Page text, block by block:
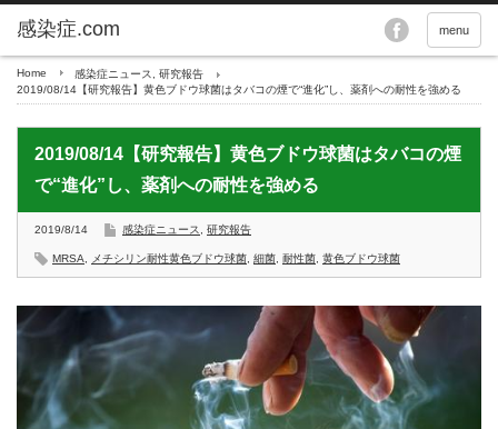
menu
Home 感染症ニュース
研究報告
2019/08/14【研究報告】黄色ブドウ球菌はタバコの煙で“進化”し、薬剤への耐性を強める
2019/08/14【研究報告】黄色ブドウ球菌はタバコの煙
で“進化”し、薬剤への耐性を強める
2019/8/14 感染症ニュース 研究報告
MRSA メチシリン耐性黄色ブドウ球菌 細菌 耐性菌 黄色ブドウ球菌